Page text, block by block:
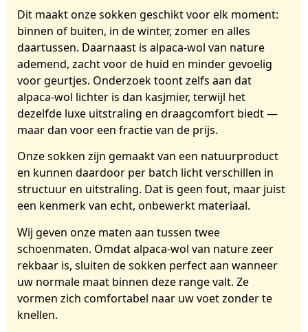
Dit maakt onze sokken geschikt voor elk moment:
binnen of buiten, in de winter, zomer en alles
daartussen. Daarnaast is alpaca-wol van nature
ademend, zacht voor de huid en minder gevoelig
voor geurtjes. Onderzoek toont zelfs aan dat
alpaca-wol lichter is dan kasjmier, terwijl het
dezelfde luxe uitstraling en draagcomfort biedt —
maar dan voor een fractie van de prijs.
Onze sokken zijn gemaakt van een natuurproduct
en kunnen daardoor per batch licht verschillen in
structuur en uitstraling. Dat is geen fout, maar juist
een kenmerk van echt, onbewerkt materiaal.
Wij geven onze maten aan tussen twee
schoenmaten. Omdat alpaca-wol van nature zeer
rekbaar is, sluiten de sokken perfect aan wanneer
uw normale maat binnen deze range valt. Ze
vormen zich comfortabel naar uw voet zonder te
knellen.